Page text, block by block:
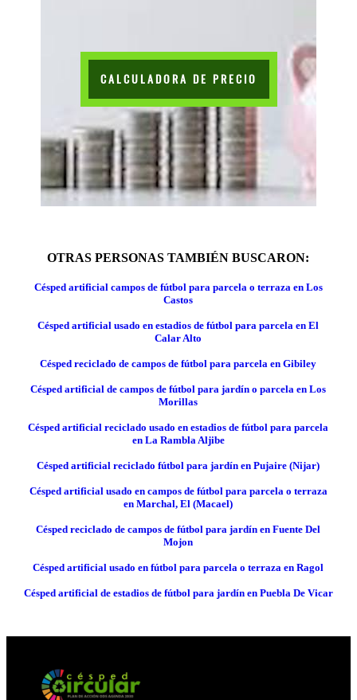
CALCULADORA DE PRECIO
OTRAS PERSONAS TAMBIÉN BUSCARON:
Césped artificial campos de fútbol para parcela o terraza en Los
Castos
Césped artificial usado en estadios de fútbol para parcela en El
Calar Alto
Césped reciclado de campos de fútbol para parcela en Gibiley
Césped artificial de campos de fútbol para jardín o parcela en Los
Morillas
Césped artificial reciclado usado en estadios de fútbol para parcela
en La Rambla Aljibe
Césped artificial reciclado fútbol para jardín en Pujaire (Nijar)
Césped artificial usado en campos de fútbol para parcela o terraza
en Marchal, El (Macael)
Césped reciclado de campos de fútbol para jardín en Fuente Del
Mojon
Césped artificial usado en fútbol para parcela o terraza en Ragol
Césped artificial de estadios de fútbol para jardín en Puebla De Vicar